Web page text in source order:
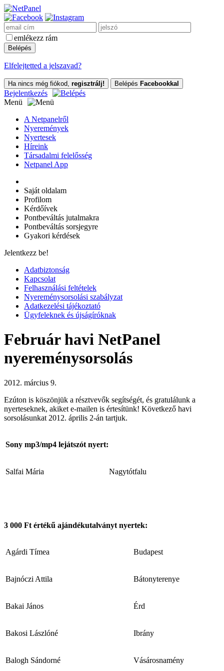
emlékezz rám
Elfelejtetted a jelszavad?
Ha nincs még fiókod, regisztrálj! Belépés Facebookkal
Bejelentkezés
Menü
A Netpanelről
Nyeremények
Nyertesek
Híreink
Társadalmi felelősség
Netpanel App
Saját oldalam
Profilom
Kérdőívek
Pontbeváltás jutalmakra
Pontbeváltás sorsjegyre
Gyakori kérdések
Jelentkezz be!
Adatbiztonság
Kapcsolat
Felhasználási feltételek
Nyereménysorsolási szabályzat
Adatkezelési tájékoztató
Ügyfeleknek és újságíróknak
Február havi NetPanel
nyereménysorsolás
2012. március 9.
Ezúton is köszönjük a résztvevők segítségét, és gratulálunk a
nyerteseknek, akiket e-mailen is értesítünk! Következő havi
sorsolásunkat 2012. április 2-án tartjuk.
Sony mp3/mp4 lejátszót nyert:
Salfai Mária Nagytótfalu
3 000 Ft értékű ajándékutalványt nyertek:
Agárdi Tímea Budapest
Bajnóczi Attila Bátonyterenye
Bakai János Érd
Bakosi Lászlóné Ibrány
Balogh Sándorné Vásárosnamény